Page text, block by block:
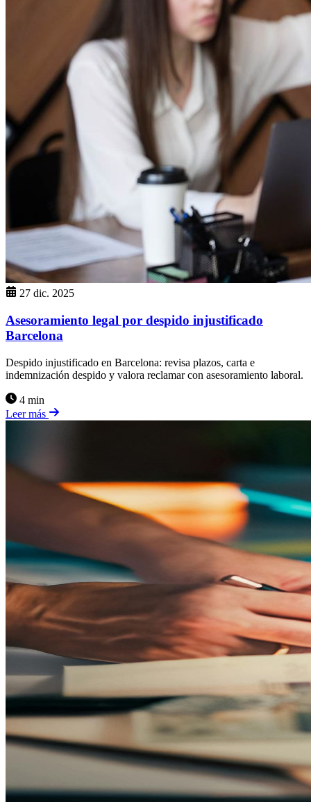
27 dic. 2025
Asesoramiento legal por despido injustificado
Barcelona
Despido injustificado en Barcelona: revisa plazos, carta e
indemnización despido y valora reclamar con asesoramiento laboral.
4 min
Leer más